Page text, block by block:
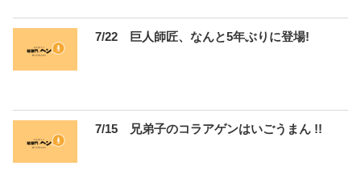
7/22 巨人師匠、なんと5年ぶりに登場!
7/15 兄弟子のコラアゲンはいごうまん !!